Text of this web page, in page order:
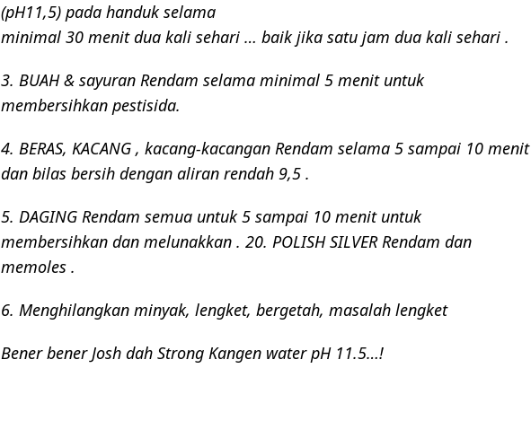
(pH11,5) pada handuk selama
minimal 30 menit dua kali sehari … baik jika satu jam dua kali sehari .
3. BUAH & sayuran Rendam selama minimal 5 menit untuk
membersihkan pestisida.
4. BERAS, KACANG , kacang-kacangan Rendam selama 5 sampai 10 menit
dan bilas bersih dengan aliran rendah 9,5 .
5. DAGING Rendam semua untuk 5 sampai 10 menit untuk
membersihkan dan melunakkan . 20. POLISH SILVER Rendam dan
memoles .
6. Menghilangkan minyak, lengket, bergetah, masalah lengket
Bener bener Josh dah Strong Kangen water pH 11.5…!